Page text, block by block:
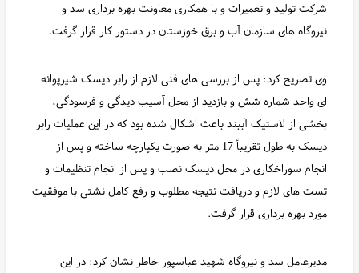
شرکت تولید و تعمیرات و با همکاری معاونت بهره برداری سد و
نیروگاه های سازمان آب و برق خوزستان در دستور کار قرار گرفت.
وی تصریح کرد: پس از بررسی های فنی لازم از رابر دیسک شیرپوانه
ای واحد شماره شش و بازدید از محل آسیب دیدگی و فرسودگی،
بخشی از لاستیک آببند باعث اشکال شده بود که در این عملیات رابر
دیسک به طول تقریباً 17 متر به صورت یکپارچه ساخته و پس از
انجام سوراخکاری در محل دیسک نصب و پس از انجام تنظیمات و
تست های لازم و دریافت نتیجه مطلوب و رفع کامل نشتی با موفقیت
مورد بهره برداری قرار گرفت.
مدیرعامل سد و نیروگاه شهید عباسپور خاطر نشان کرد: در این